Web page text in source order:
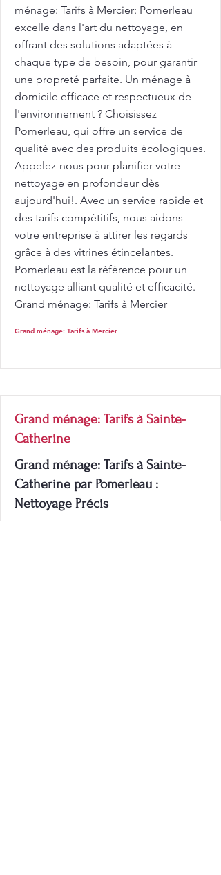
ménage: Tarifs à Mercier: Pomerleau
excelle dans l'art du nettoyage, en
offrant des solutions adaptées à
chaque type de besoin, pour garantir
une propreté parfaite. Un ménage à
domicile efficace et respectueux de
l'environnement ? Choisissez
Pomerleau, qui offre un service de
qualité avec des produits écologiques.
Appelez-nous pour planifier votre
nettoyage en profondeur dès
aujourd'hui!. Avec un service rapide et
des tarifs compétitifs, nous aidons
votre entreprise à attirer les regards
grâce à des vitrines étincelantes.
Pomerleau est la référence pour un
nettoyage alliant qualité et efficacité.
Grand ménage: Tarifs à Mercier
Grand ménage: Tarifs à Mercier
Grand ménage: Tarifs à Sainte-
Catherine
Grand ménage: Tarifs à Sainte-
Catherine par Pomerleau :
Nettoyage Précis